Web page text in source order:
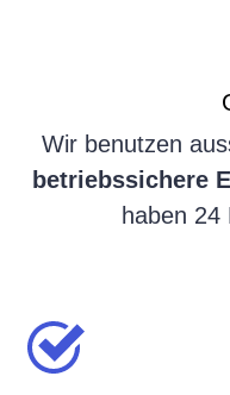
Wir benutzen
betriebssichere
haben 24